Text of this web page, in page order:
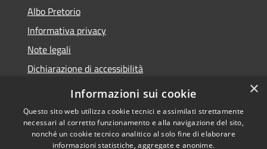
Albo Pretorio
Informativa privacy
Note legali
Dichiarazione di accessibilità
RSS
Accessibilità
Copyright © 2026 • Comune di
Lapio • Powered by
×
Informazioni sui cookie
Questo sito web utilizza cookie tecnici e assimilati strettamente
necessari al corretto funzionamento e alla navigazione del sito,
nonché un cookie tecnico analitico al solo fine di elaborare
informazioni statistiche, aggregate e anonime.